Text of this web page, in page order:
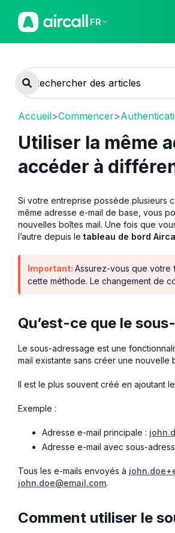
FR
Accueil>Commencer>
Utiliser la même
accéder à
Si votre entreprise possède plusieurs
même adresse e-mail de base, vous
nouvelles boîtes mail. Une fois que
l’autre depuis le tableau de bord
Important: Assurez-vous que votre
cette méthode. Le changement de
Qu’est-ce que le
Le sous-adressage est une
mail existante sans créer une nouvelle
Il est le plus souvent créé en ajoutant
Exemple :
Adresse e-mail principale :
Adresse e-mail avec sous-
Tous les e-mails envoyés à
john.doe@email.com.
Comment utiliser le